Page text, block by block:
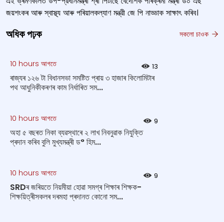
জয়শংকৰ আৰু স্বাস্থ্য আৰু পৰিয়ালকল্যাণ মন্ত্রী জে পি নাড্ডাক সাক্ষাৎ কৰিব।
অধিক পঢ়ক সকলো চাওক
10 hours আগতে 13
ৰাজ্যৰ ১২৬ টা বিধানসভা সমষ্টিত প্ৰায় ৩ হাজাৰ কিলোমিটাৰ
পথ আধুনিকীকৰণৰ কাম নিৰ্ধাৰিত সম...
10 hours আগতে 9
অহা ৫ বছৰত নিকা ব্যৱস্থাৰে ২ লাখ নিবনুৱাক নিযুক্তি
প্ৰদান কৰিব বুলি মুখ্যমন্ত্ৰী ড° হিম...
10 hours আগতে 9
SRDৰ জৰিয়তে নিয়মীয়া হোৱা সমগ্ৰ শিক্ষাৰ শিক্ষক-
শিক্ষয়িত্ৰীসকলৰ দৰমহা প্ৰদানত কোনো সম...